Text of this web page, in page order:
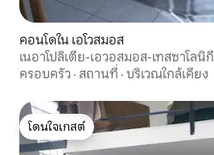
คอนโดใน เอโวสมอส
เนอาโปลิเตีย-เอวอสมอส-เทสซาโลนิกี
ครอบครัว · สถานที่ · บริเวณใกล้เคียง
โดนใจเกสต์
โดนใจเกสต์